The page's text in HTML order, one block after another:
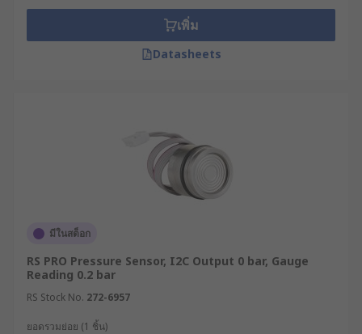
เพิ่ม
Datasheets
มีในสต็อก
RS PRO Pressure Sensor, I2C Output 0 bar, Gauge
Reading 0.2 bar
RS Stock No. 272-6957
ยอดรวมย่อย (1 ชิ้น)